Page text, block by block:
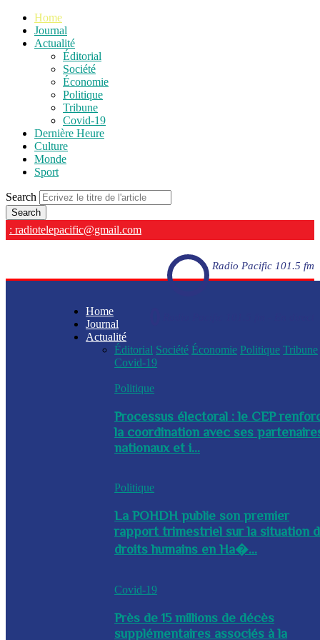
Home
Journal
Actualité
Éditorial
Société
Économie
Politique
Tribune
Covid-19
Dernière Heure
Culture
Monde
Sport
Search
: radiotelepacific@gmail.com
Radio Pacific 101.5 fm
Home
Journal
Actualité
Éditorial Société Économie Politique Tribune
Covid-19
Politique
Processus électoral : le CEP
la coordination avec ses
nationaux et i...
Politique
La POHDH publie son premier
rapport trimestriel sur la situation
droits humains en Ha�...
Covid-19
Près de 15 millions de décès
supplémentaires associés à la